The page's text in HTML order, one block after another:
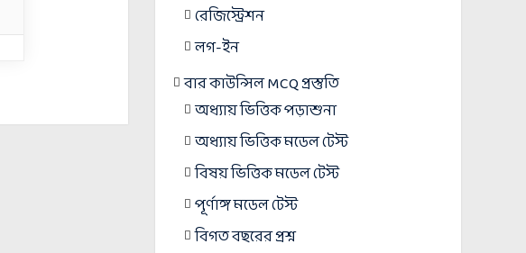
রেজিস্ট্রেশন
লগ-ইন
বার কাউন্সিল MCQ প্রস্তুতি
অধ্যায় ভিত্তিক পড়াশুনা
অধ্যায় ভিত্তিক মডেল টেস্ট
বিষয় ভিত্তিক মডেল টেস্ট
পূর্ণাঙ্গ মডেল টেস্ট
বিগত বছরের প্রশ্ন